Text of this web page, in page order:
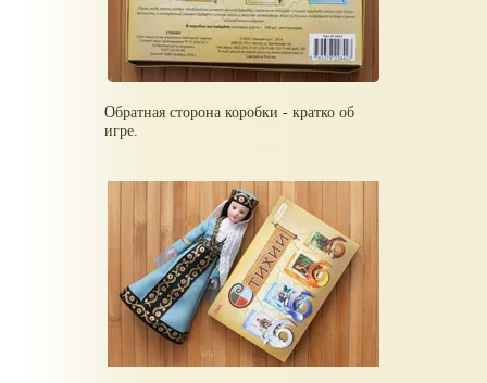
Обратная сторона коробки - кратко об
игре.